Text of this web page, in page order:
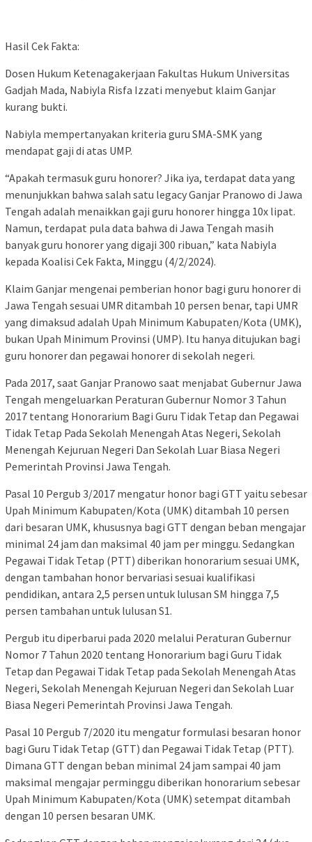
Hasil Cek Fakta:
Dosen Hukum Ketenagakerjaan Fakultas Hukum Universitas
Gadjah Mada, Nabiyla Risfa Izzati menyebut klaim Ganjar
kurang bukti.
Nabiyla mempertanyakan kriteria guru SMA-SMK yang
mendapat gaji di atas UMP.
“Apakah termasuk guru honorer? Jika iya, terdapat data yang
menunjukkan bahwa salah satu legacy Ganjar Pranowo di Jawa
Tengah adalah menaikkan gaji guru honorer hingga 10x lipat.
Namun, terdapat pula data bahwa di Jawa Tengah masih
banyak guru honorer yang digaji 300 ribuan,” kata Nabiyla
kepada Koalisi Cek Fakta, Minggu (4/2/2024).
Klaim Ganjar mengenai pemberian honor bagi guru honorer di
Jawa Tengah sesuai UMR ditambah 10 persen benar, tapi UMR
yang dimaksud adalah Upah Minimum Kabupaten/Kota (UMK),
bukan Upah Minimum Provinsi (UMP). Itu hanya ditujukan bagi
guru honorer dan pegawai honorer di sekolah negeri.
Pada 2017, saat Ganjar Pranowo saat menjabat Gubernur Jawa
Tengah mengeluarkan Peraturan Gubernur Nomor 3 Tahun
2017 tentang Honorarium Bagi Guru Tidak Tetap dan Pegawai
Tidak Tetap Pada Sekolah Menengah Atas Negeri, Sekolah
Menengah Kejuruan Negeri Dan Sekolah Luar Biasa Negeri
Pemerintah Provinsi Jawa Tengah.
Pasal 10 Pergub 3/2017 mengatur honor bagi GTT yaitu sebesar
Upah Minimum Kabupaten/Kota (UMK) ditambah 10 persen
dari besaran UMK, khususnya bagi GTT dengan beban mengajar
minimal 24 jam dan maksimal 40 jam per minggu. Sedangkan
Pegawai Tidak Tetap (PTT) diberikan honorarium sesuai UMK,
dengan tambahan honor bervariasi sesuai kualifikasi
pendidikan, antara 2,5 persen untuk lulusan SM hingga 7,5
persen tambahan untuk lulusan S1.
Pergub itu diperbarui pada 2020 melalui Peraturan Gubernur
Nomor 7 Tahun 2020 tentang Honorarium bagi Guru Tidak
Tetap dan Pegawai Tidak Tetap pada Sekolah Menengah Atas
Negeri, Sekolah Menengah Kejuruan Negeri dan Sekolah Luar
Biasa Negeri Pemerintah Provinsi Jawa Tengah.
Pasal 10 Pergub 7/2020 itu mengatur formulasi besaran honor
bagi Guru Tidak Tetap (GTT) dan Pegawai Tidak Tetap (PTT).
Dimana GTT dengan beban minimal 24 jam sampai 40 jam
maksimal mengajar perminggu diberikan honorarium sebesar
Upah Minimum Kabupaten/Kota (UMK) setempat ditambah
dengan 10 persen besaran UMK.